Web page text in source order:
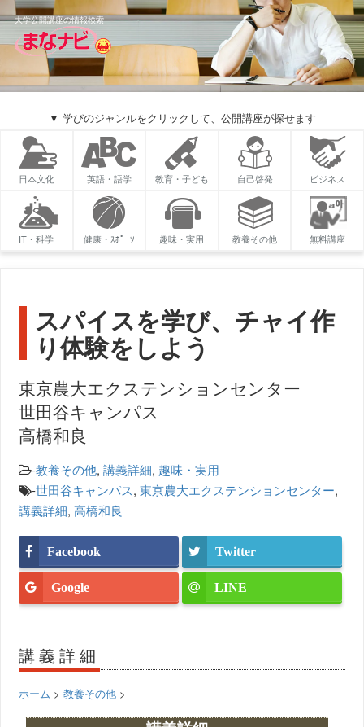
大学公開講座の情報検索
▼ 学びのジャンルをクリックして、公開講座が探せます
日本文化 英語・語学 教育・子ども 自己啓発 ビジネス
IT・科学 健康・ｽﾎﾟｰﾂ 趣味・実用 教養その他 無料講座
スパイスを学び、チャイ作
り体験をしよう
東京農大エクステンションセンター
世田谷キャンパス
高橋和良
-教養その他,講義詳細, 趣味・実用
-世田谷キャンパス,東京農大エクステンションセンター,
講義詳細,高橋和良
Facebook Twitter
Google LINE
講義詳細
ホーム >教養その他 >